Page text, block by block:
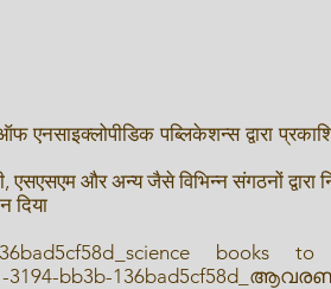
पब्लिकेशन्स द्वारा
और अन्य जैसे विभिन्न संगठनों
दिया
books to
3194-bb3b-